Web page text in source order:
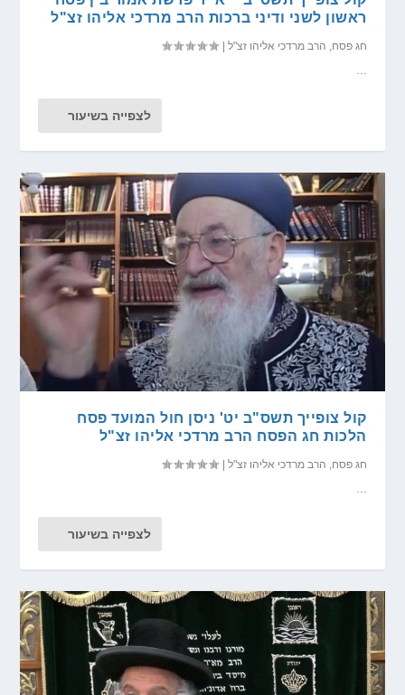
ראשון לשני ודיני ברכות הרב מרדכי אליהו זצ"ל
חג פסח, הרב מרדכי אליהו זצ"ל |
לצפייה בשיעור
קול צופייך תשס"ב יט' ניסן חול המועד פסח
הלכות חג הפסח הרב מרדכי אליהו זצ"ל
חג פסח הרב מרדכי אליהו זצ"ל |
לצפייה בשיעור